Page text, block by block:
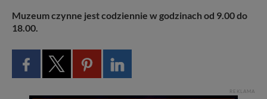
Muzeum czynne jest codziennie w godzinach od 9.00 do
18.00.
REKLAMA